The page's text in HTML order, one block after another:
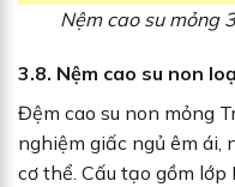
Nệm cao su mỏng
3.8. Nệm cao su non
Đệm cao su non mỏng
nghiệm giấc ngủ êm ái,
cơ thể. Cấu tạo gồm